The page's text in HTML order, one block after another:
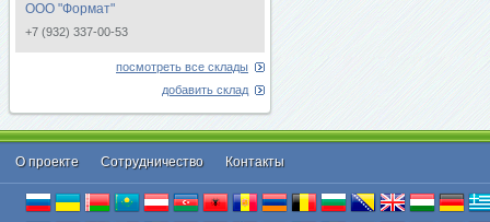
ООО "Формат"
+7 (932) 337-00-53
посмотреть все склады
добавить склад
О проекте Cотрудничество Контакты